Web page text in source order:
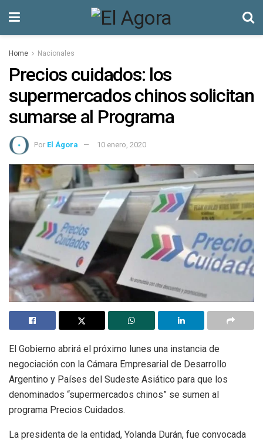
Home Nacionales
Precios cuidados: los
supermercados chinos solicitan
sumarse al Programa
Por El Ágora 10 enero, 2020
El Gobierno abrirá el próximo lunes una instancia de
negociación con la Cámara Empresarial de Desarrollo
Argentino y Países del Sudeste Asiático para que los
denominados “supermercados chinos” se sumen al
programa Precios Cuidados.
La presidenta de la entidad, Yolanda Durán, fue convocada